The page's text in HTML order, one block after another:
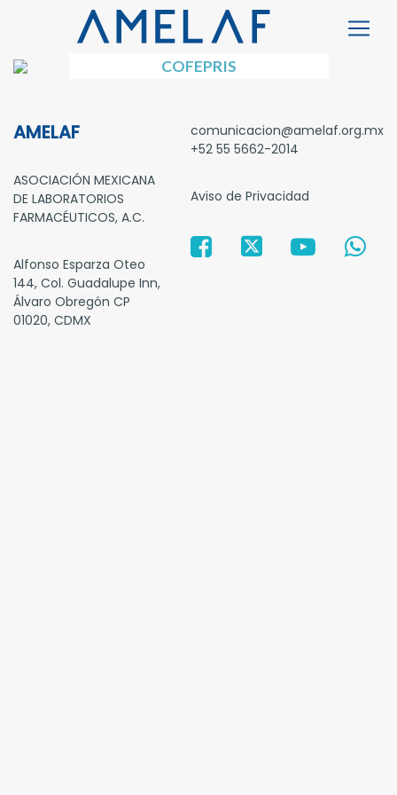
COFEPRIS
AMELAF
ASOCIACIÓN MEXICANA
DE LABORATORIOS
FARMACÉUTICOS, A.C.
Alfonso Esparza Oteo
144, Col. Guadalupe Inn,
Álvaro Obregón CP
01020, CDMX
comunicacion@amelaf.org.mx
+52 55 5662-2014
Aviso de Privacidad